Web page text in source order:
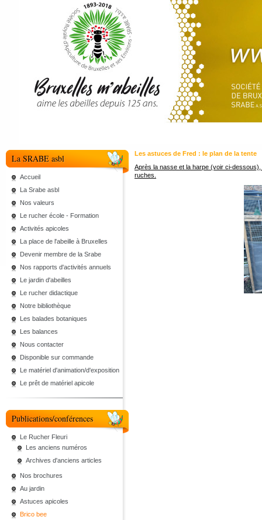
La SRABE asbl
Accueil
La Srabe asbl
Nos valeurs
Le rucher école - Formation
Activités apicoles
La place de l'abeille à Bruxelles
Devenir membre de la Srabe
Nos rapports d'activités annuels
Le jardin d'abeilles
Le rucher didactique
Notre bibliothèque
Les balades botaniques
Les balances
Nous contacter
Disponible sur commande
Le matériel d'animation/d'exposition
Le prêt de matériel apicole
Publications/conférences
Le Rucher Fleuri
Les anciens numéros
Archives d'anciens articles
Nos brochures
Au jardin
Astuces apicoles
Brico bee
Les astuces de Fred : le plan de la tente
Après la nasse et la harpe (voir ci-
ruches.